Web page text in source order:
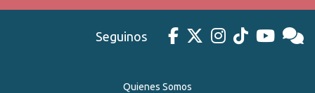
Seguinos
Quienes Somos